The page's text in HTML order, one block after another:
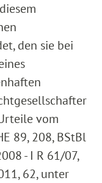
den sie bei
vom
89, 208, BStBl
- I R 61/07,
62, unter